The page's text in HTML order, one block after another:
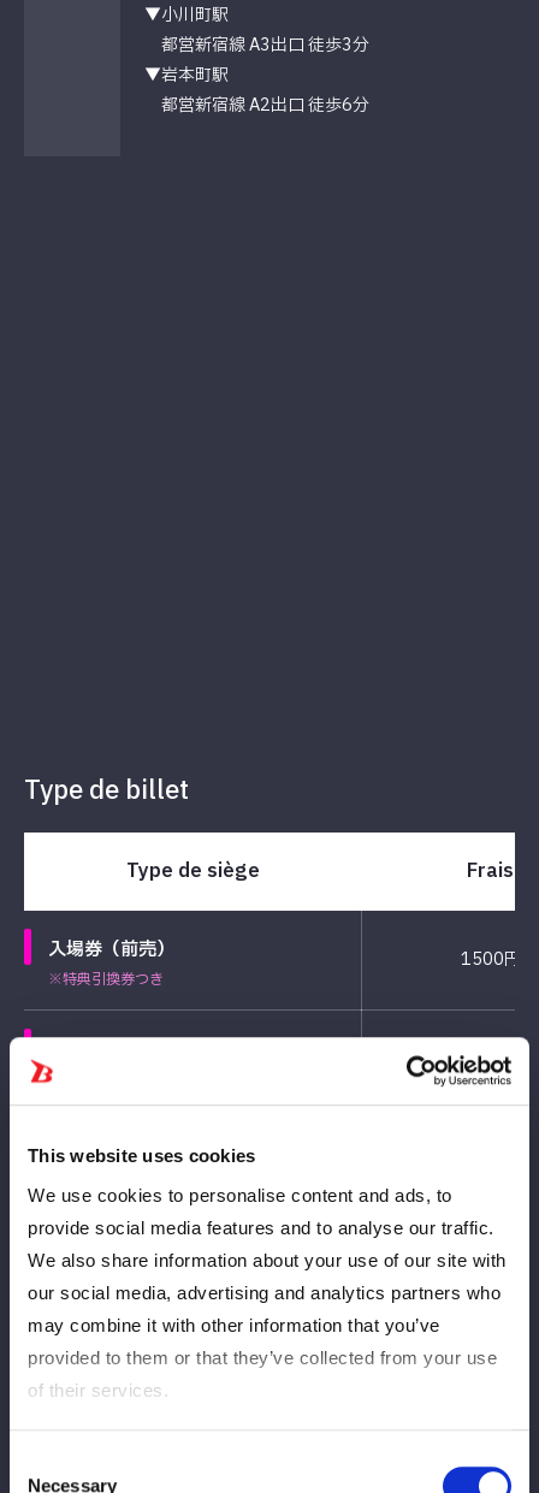
This website uses cookies
We use cookies to personalise content and ads, to
provide social media features and to analyse our traffic.
We also share information about your use of our site with
our social media, advertising and analytics partners who
may combine it with other information that you’ve
provided to them or that they’ve collected from your use
of their services.
Necessary
▼小川町駅
都営新宿線 A3出口 徒歩3分
▼岩本町駅
都営新宿線 A2出口 徒歩6分
Type de billet
Type de siège Frais
入場券（前売）
※特典引換券つき
1500円
※特典引換券つき
2300円
Calendrier des ventes
各日程当日券の販売は会場のみ。＋800円となります。
Type de billet
Date et heure de
sortie
12:00